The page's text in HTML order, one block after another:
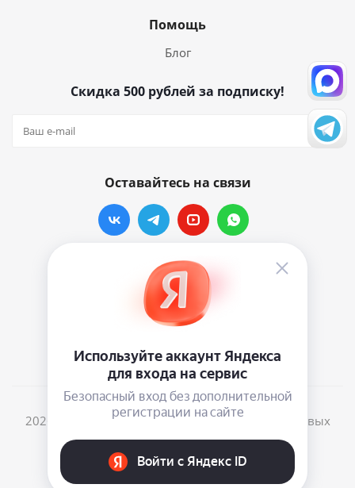
Помощь
Блог
Скидка 500 рублей за подписку!
Оставайтесь на связи
Наши контакты
info@vinylmarkt.ru
2026 © Винилмаркт - интернет-магазин виниловых
пластинок